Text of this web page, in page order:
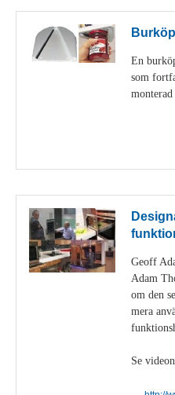
En
som
Geoff
Adam
om den
mera
Se